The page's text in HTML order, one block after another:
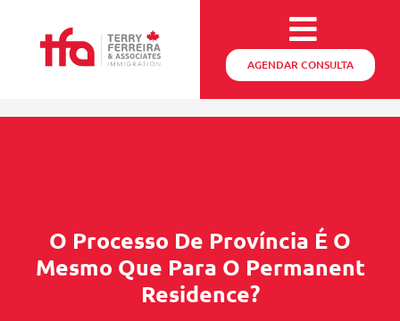
AGENDAR CONSULTA
O Processo De Província É O
Mesmo Que Para O Permanent
Residence?